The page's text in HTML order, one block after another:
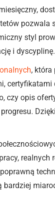
pozwala
styl
i dyscyplinę.
,
czy opis
realnych
bardziej